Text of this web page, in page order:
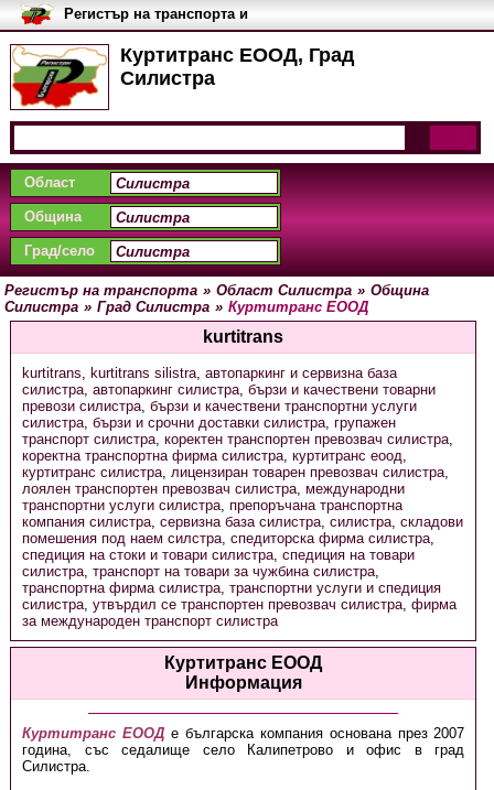
Куртитранс ЕООД, Град
Силистра
Регистър на транспорта и
транспортните фирми в
България
Област
Община
Град/село
Регистър на транспорта » Област Силистра » Община
Силистра » Град Силистра » Куртитранс ЕООД
kurtitrans
kurtitrans, kurtitrans silistra, автопаркинг и сервизна база
силистра, автопаркинг силистра, бързи и качествени товарни
превози силистра, бързи и качествени транспортни услуги
силистра, бързи и срочни доставки силистра, групажен
транспорт силистра, коректен транспортен превозвач силистра,
коректна транспортна фирма силистра, куртитранс еоод,
куртитранс силистра, лицензиран товарен превозвач силистра,
лоялен транспортен превозвач силистра, международни
транспортни услуги силистра, препоръчана транспортна
компания силистра, сервизна база силистра, силистра, складови
помешения под наем силстра, спедиторска фирма силистра,
спедиция на стоки и товари силистра, спедиция на товари
силистра, транспорт на товари за чужбина силистра,
транспортна фирма силистра, транспортни услуги и спедиция
силистра, утвърдил се транспортен превозвач силистра, фирма
за международен транспорт силистра
Куртитранс ЕООД
Информация
Куртитранс ЕООД е българска компания основана през 2007
година, със седалище село Калипетрово и офис в град
Силистра.